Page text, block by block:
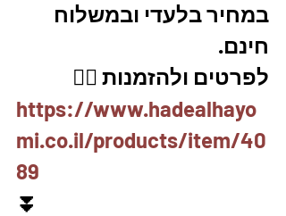
במחיר בלעדי ובמשלוח
חינם.
לפרטים ולהזמנות 👇🏼
https://www.hadealhayo
mi.co.il/products/item/40
89
⏬